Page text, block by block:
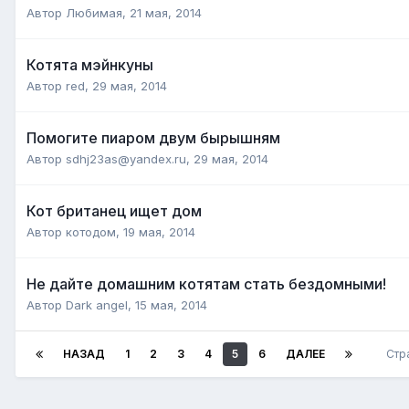
Автор Любимая, 21 мая, 2014
Котята мэйнкуны
Автор red, 29 мая, 2014
Помогите пиаром двум бырышням
Автор sdhj23as@yandex.ru, 29 мая, 2014
Кот британец ищет дом
Автор котодом, 19 мая, 2014
Не дайте домашним котятам стать бездомными!
Автор Dark angel, 15 мая, 2014
НАЗАД 1 2 3 4 5 6 ДАЛЕЕ